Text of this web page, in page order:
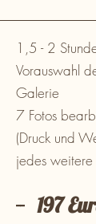
1,5 - 2
Vorauswahl
Galerie
7 Fotos
(Druck und
jedes
-- 197